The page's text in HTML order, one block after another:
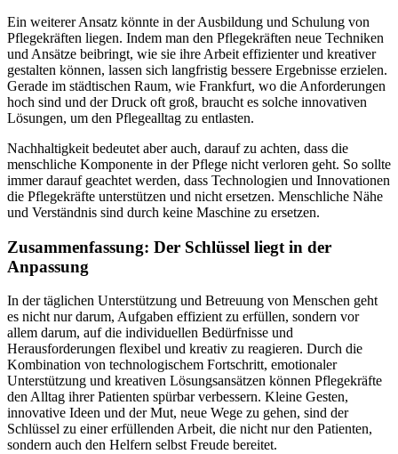
Ein weiterer Ansatz könnte in der Ausbildung und Schulung von
Pflegekräften liegen. Indem man den Pflegekräften neue Techniken
und Ansätze beibringt, wie sie ihre Arbeit effizienter und kreativer
gestalten können, lassen sich langfristig bessere Ergebnisse erzielen.
Gerade im städtischen Raum, wie Frankfurt, wo die Anforderungen
hoch sind und der Druck oft groß, braucht es solche innovativen
Lösungen, um den Pflegealltag zu entlasten.
Nachhaltigkeit bedeutet aber auch, darauf zu achten, dass die
menschliche Komponente in der Pflege nicht verloren geht. So sollte
immer darauf geachtet werden, dass Technologien und Innovationen
die Pflegekräfte unterstützen und nicht ersetzen. Menschliche Nähe
und Verständnis sind durch keine Maschine zu ersetzen.
Zusammenfassung: Der Schlüssel liegt in der
Anpassung
In der täglichen Unterstützung und Betreuung von Menschen geht
es nicht nur darum, Aufgaben effizient zu erfüllen, sondern vor
allem darum, auf die individuellen Bedürfnisse und
Herausforderungen flexibel und kreativ zu reagieren. Durch die
Kombination von technologischem Fortschritt, emotionaler
Unterstützung und kreativen Lösungsansätzen können Pflegekräfte
den Alltag ihrer Patienten spürbar verbessern. Kleine Gesten,
innovative Ideen und der Mut, neue Wege zu gehen, sind der
Schlüssel zu einer erfüllenden Arbeit, die nicht nur den Patienten,
sondern auch den Helfern selbst Freude bereitet.